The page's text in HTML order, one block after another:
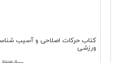
کتاب حرکات اصلاحی و آسیب
ورزشی